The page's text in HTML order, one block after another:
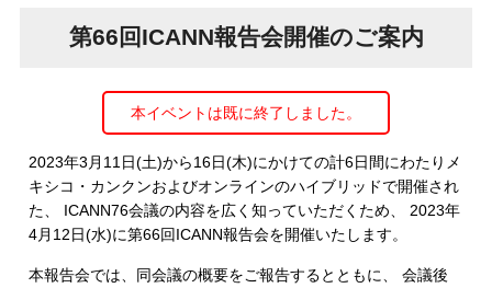
第66回ICANN報告会開催のご案内
本イベントは既に終了しました。
2023年3月11日(土)から16日(木)にかけての計6日間にわたりメ
キシコ・カンクンおよびオンラインのハイブリッドで開催され
た、 ICANN76会議の内容を広く知っていただくため、 2023年
4月12日(水)に第66回ICANN報告会を開催いたします。
本報告会では、同会議の概要をご報告するとともに、 会議後